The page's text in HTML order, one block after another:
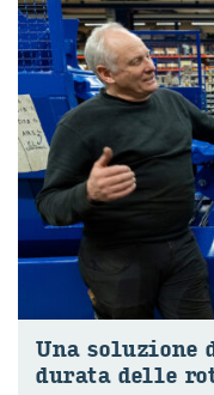
Una
du­ra­ta delle